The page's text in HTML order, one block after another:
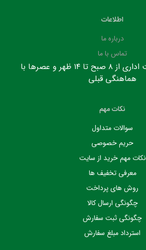
اطلاعات
درباره ما
تماس با ما
ساعت کاری: ساعت اداری از ۸ صبح تا ۱۴ ظهر و عصرها با
هماهنگی قبلی
نکات مهم
سوالات متداول
حریم خصوصی
نکات مهم خرید از سایت
معرفی تخفیف ها
روش های پرداخت
چگونگی ارسال کالا
چگونگی ثبت سفارش
استرداد مبلغ سفارش